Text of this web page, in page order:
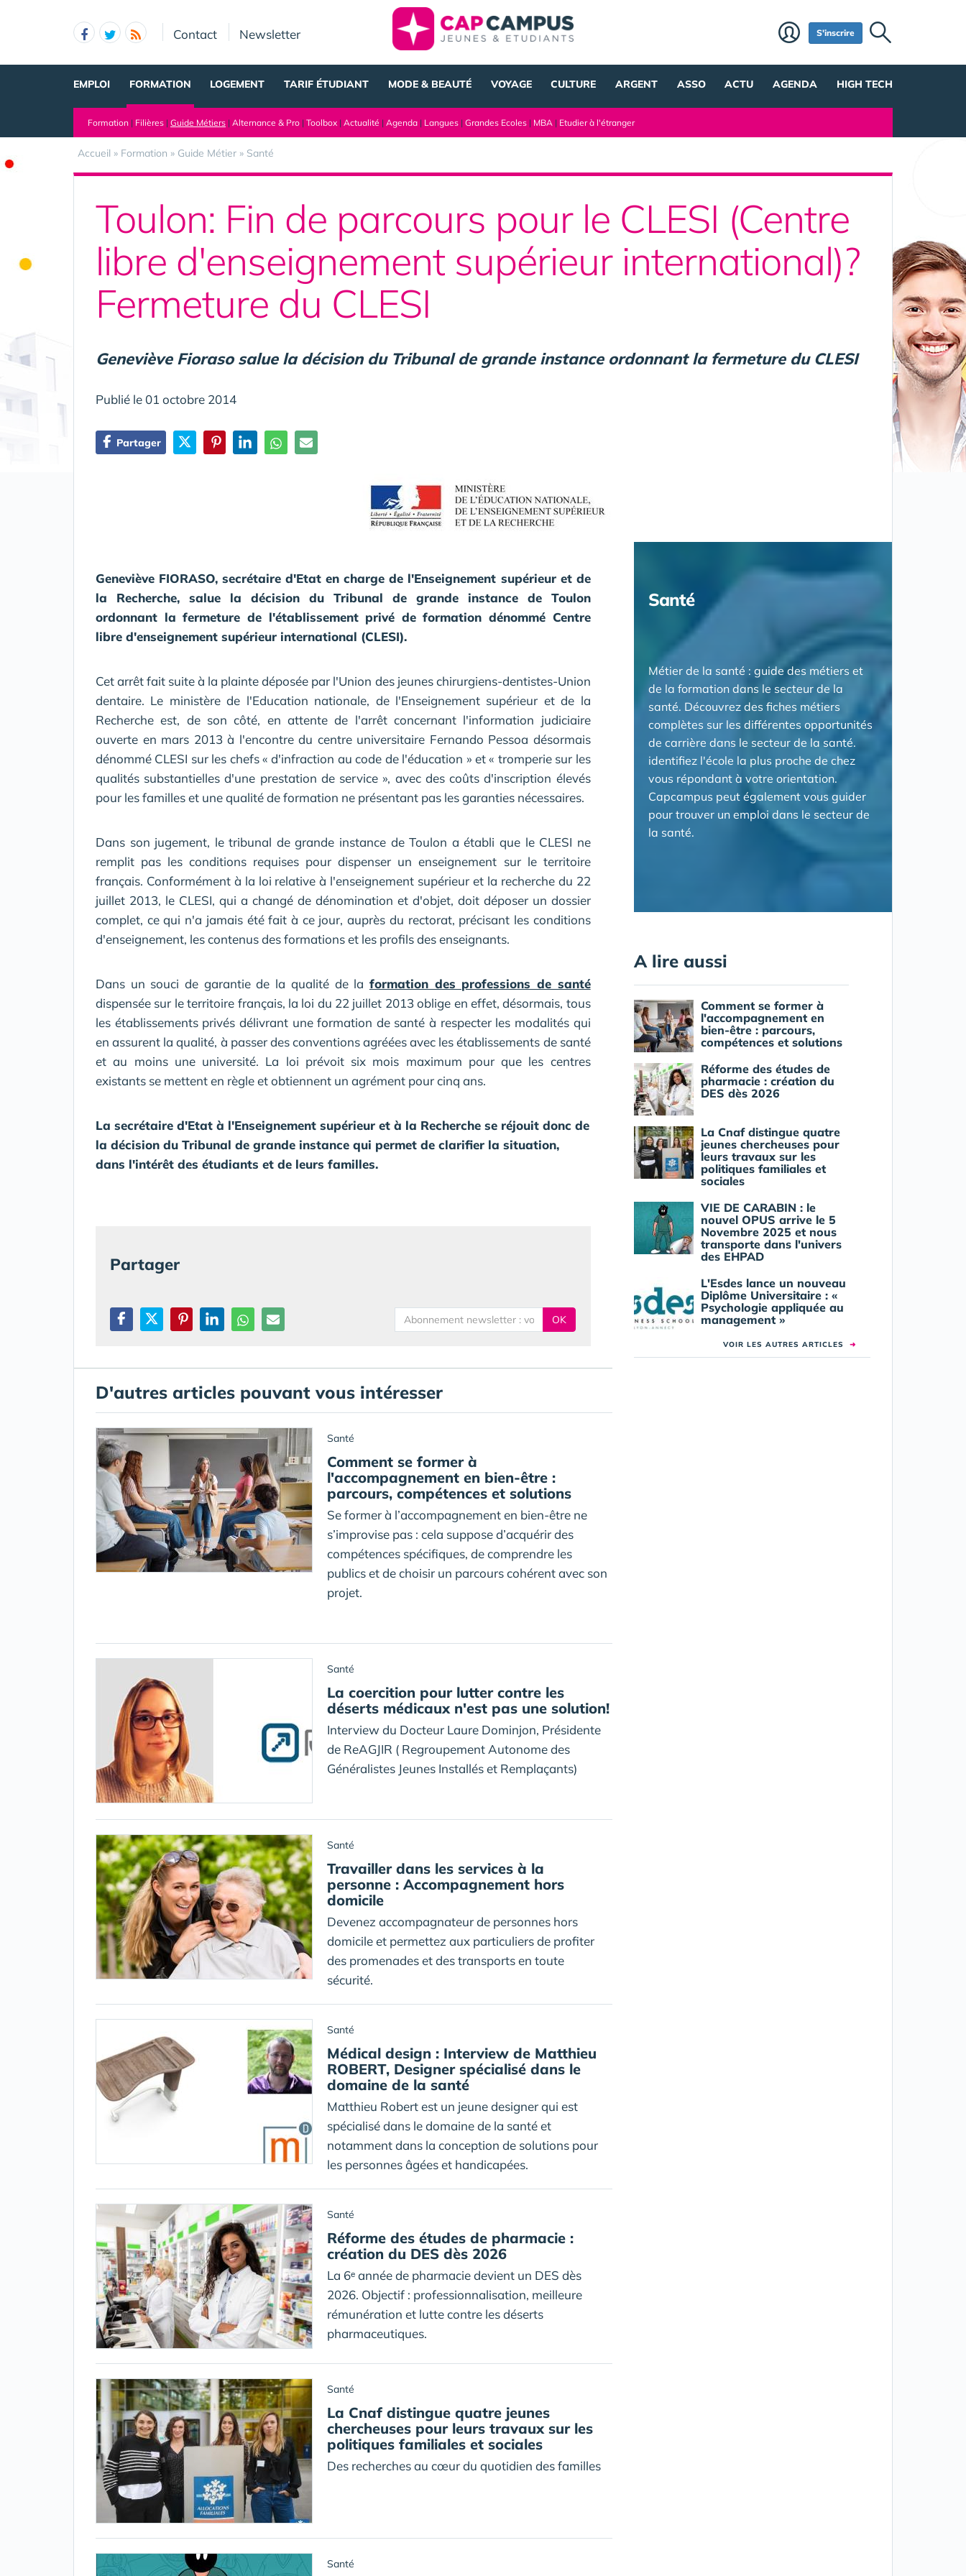
Contact Newsletter S'inscrire
EMPLOI FORMATION LOGEMENT TARIF ÉTUDIANT MODE & BEAUTÉ VOYAGE CULTURE ARGENT ASSO ACTU AGENDA HIGH TECH
Formation | Filières | Guide Métiers | Alternance & Pro | Toolbox | Actualité | Agenda | Langues | Grandes Ecoles | MBA | Etudier à l'étranger
Accueil » Formation » Guide Métier » Santé
Toulon: Fin de parcours pour le CLESI (Centre
libre d'enseignement supérieur international)?
Fermeture du CLESI
Geneviève Fioraso salue la décision du Tribunal de grande instance ordonnant la fermeture du CLESI
Publié le 01 octobre 2014
Partager
Geneviève FIORASO, secrétaire d'Etat en charge de l'Enseignement supérieur et de
la Recherche, salue la décision du Tribunal de grande instance de Toulon
ordonnant la fermeture de l'établissement privé de formation dénommé Centre
libre d'enseignement supérieur international (CLESI).
Cet arrêt fait suite à la plainte déposée par l'Union des jeunes chirurgiens-dentistes-Union
dentaire. Le ministère de l'Education nationale, de l'Enseignement supérieur et de la
Recherche est, de son côté, en attente de l'arrêt concernant l'information judiciaire
ouverte en mars 2013 à l'encontre du centre universitaire Fernando Pessoa désormais
dénommé CLESI sur les chefs « d'infraction au code de l'éducation » et « tromperie sur les
qualités substantielles d'une prestation de service », avec des coûts d'inscription élevés
pour les familles et une qualité de formation ne présentant pas les garanties nécessaires.
Dans son jugement, le tribunal de grande instance de Toulon a établi que le CLESI ne
remplit pas les conditions requises pour dispenser un enseignement sur le territoire
français. Conformément à la loi relative à l'enseignement supérieur et la recherche du 22
juillet 2013, le CLESI, qui a changé de dénomination et d'objet, doit déposer un dossier
complet, ce qui n'a jamais été fait à ce jour, auprès du rectorat, précisant les conditions
d'enseignement, les contenus des formations et les profils des enseignants.
Dans un souci de garantie de la qualité de la formation des professions de santé
dispensée sur le territoire français, la loi du 22 juillet 2013 oblige en effet, désormais, tous
les établissements privés délivrant une formation de santé à respecter les modalités qui
en assurent la qualité, à passer des conventions agréées avec les établissements de santé
et au moins une université. La loi prévoit six mois maximum pour que les centres
existants se mettent en règle et obtiennent un agrément pour cinq ans.
La secrétaire d'Etat à l'Enseignement supérieur et à la Recherche se réjouit donc de
la décision du Tribunal de grande instance qui permet de clarifier la situation,
dans l'intérêt des étudiants et de leurs familles.
Partager
OK
D'autres articles pouvant vous intéresser
Santé
Comment se former à
l'accompagnement en bien-être :
parcours, compétences et solutions
Se former à l’accompagnement en bien-être ne
s’improvise pas : cela suppose d’acquérir des
compétences spécifiques, de comprendre les
publics et de choisir un parcours cohérent avec son
projet.
Santé
La coercition pour lutter contre les
déserts médicaux n'est pas une solution!
Interview du Docteur Laure Dominjon, Présidente
de ReAGJIR ( Regroupement Autonome des
Généralistes Jeunes Installés et Remplaçants)
Santé
Travailler dans les services à la
personne : Accompagnement hors
domicile
Devenez accompagnateur de personnes hors
domicile et permettez aux particuliers de profiter
des promenades et des transports en toute
sécurité.
Santé
Médical design : Interview de Matthieu
ROBERT, Designer spécialisé dans le
domaine de la santé
Matthieu Robert est un jeune designer qui est
spécialisé dans le domaine de la santé et
notamment dans la conception de solutions pour
les personnes âgées et handicapées.
Santé
Réforme des études de pharmacie :
création du DES dès 2026
La 6ᵉ année de pharmacie devient un DES dès
2026. Objectif : professionnalisation, meilleure
rémunération et lutte contre les déserts
pharmaceutiques.
Santé
La Cnaf distingue quatre jeunes
chercheuses pour leurs travaux sur les
politiques familiales et sociales
Des recherches au cœur du quotidien des familles
Santé
Santé
Métier de la santé : guide des métiers et
de la formation dans le secteur de la
santé. Découvrez des fiches métiers
complètes sur les différentes opportunités
de carrière dans le secteur de la santé.
identifiez l'école la plus proche de chez
vous répondant à votre orientation.
Capcampus peut également vous guider
pour trouver un emploi dans le secteur de
la santé.
A lire aussi
Comment se former à
l'accompagnement en
bien-être : parcours,
compétences et solutions
Réforme des études de
pharmacie : création du
DES dès 2026
La Cnaf distingue quatre
jeunes chercheuses pour
leurs travaux sur les
politiques familiales et
sociales
VIE DE CARABIN : le
nouvel OPUS arrive le 5
Novembre 2025 et nous
transporte dans l'univers
des EHPAD
L'Esdes lance un nouveau
Diplôme Universitaire : «
Psychologie appliquée au
management »
VOIR LES AUTRES ARTICLES ➜